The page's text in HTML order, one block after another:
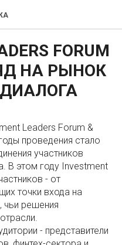
FORUM
НА РЫНОК
Leaders Forum &
проведения стало
участников
В этом году Investment
- от
точки входа на
чьи решения
- представители